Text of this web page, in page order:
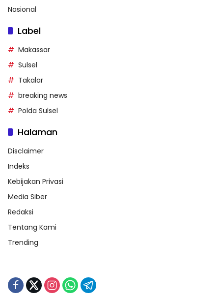
Nasional
Label
Makassar
Sulsel
Takalar
breaking news
Polda Sulsel
Halaman
Disclaimer
Indeks
Kebijakan Privasi
Media Siber
Redaksi
Tentang Kami
Trending